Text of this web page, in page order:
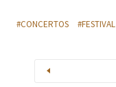
CONCERTOS FESTIVAL